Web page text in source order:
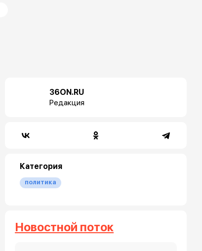
36ON.RU
Редакция
Категория
политика
Новостной поток